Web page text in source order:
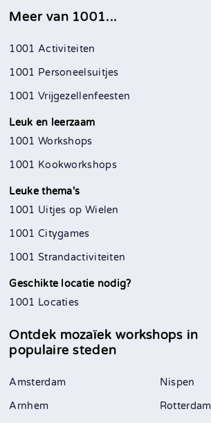
Meer van 1001...
1001 Activiteiten
1001 Personeelsuitjes
1001 Vrijgezellenfeesten
Leuk en leerzaam
1001 Workshops
1001 Kookworkshops
Leuke thema's
1001 Uitjes op Wielen
1001 Citygames
1001 Strandactiviteiten
Geschikte locatie nodig?
1001 Locaties
Ontdek mozaïek workshops in
populaire steden
Amsterdam
Arnhem
Nispen
Rotterdam